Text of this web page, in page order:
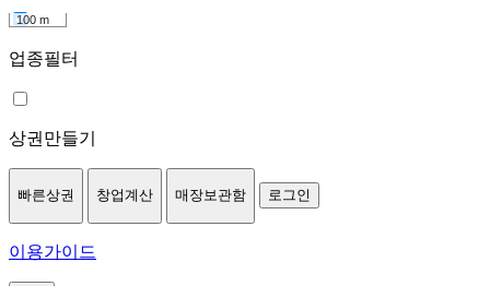
100 m
업종필터
상권만들기
빠른상권 창업계산 매장보관함 로그인
이용가이드